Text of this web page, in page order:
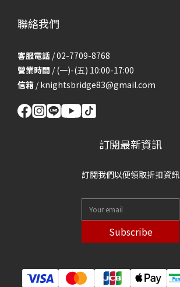
聯絡我們
客服電話 / 02-7709-8768
營業時間 / (一)-(五) 10:00-17:00
信箱 /knightsbridge83@gmail.com
訂閱最新資訊
訂閱我們以便領取折扣資訊
Subscribe